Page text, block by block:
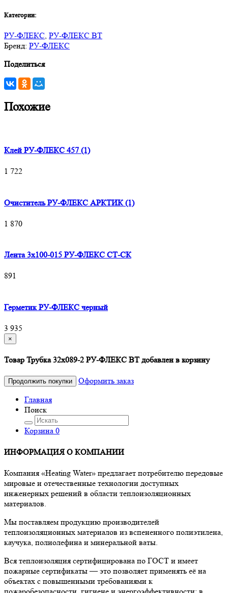
Категории:
РУ-ФЛЕКС, РУ-ФЛЕКС ВТ
Бренд: РУ-ФЛЕКС
Поделиться
Похожие
Клей РУ-ФЛЕКС 457 (1)
1 722
Очиститель РУ-ФЛЕКС АРКТИК (1)
1 870
Лента 3х100-015 РУ-ФЛЕКС СТ-СК
891
Герметик РУ-ФЛЕКС черный
3 935
×
Товар Трубка 32х089-2 РУ-ФЛЕКС ВТ добавлен в корзину
Продолжить покупки
Оформить заказ
Главная
Поиск
Корзина 0
ИНФОРМАЦИЯ О КОМПАНИИ
Компания «Heating Water» предлагает потребителю передовые
мировые и отечественные технологии доступных
инженерных решений в области теплоизоляционных
материалов.
Мы поставляем продукцию производителей
теплоизоляционных материалов из вспененного полиэтилена,
каучука, полиолефина и минеральной ваты.
Вся теплоизоляция сертифицирована по ГОСТ и имеет
пожарные сертификаты — это позволяет применять её на
объектах с повышенными требованиями к